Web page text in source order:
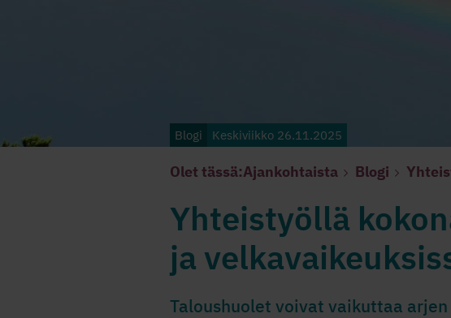
Blogi Keskiviikko 26.11.2025
Olet tässä:Ajankohtaista Blogi
Yhteistyöllä
ja
Taloushuolet voivat vaikuttaa